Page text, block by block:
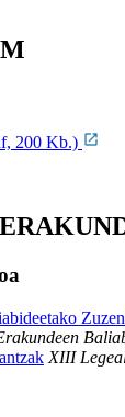
200 Kb.)
XIII